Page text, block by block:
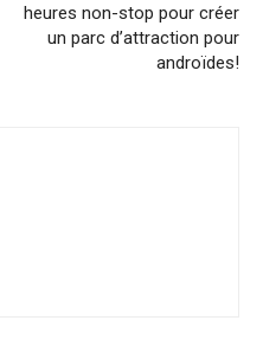
heures non-stop pour créer
un parc d’attraction pour
androïdes!